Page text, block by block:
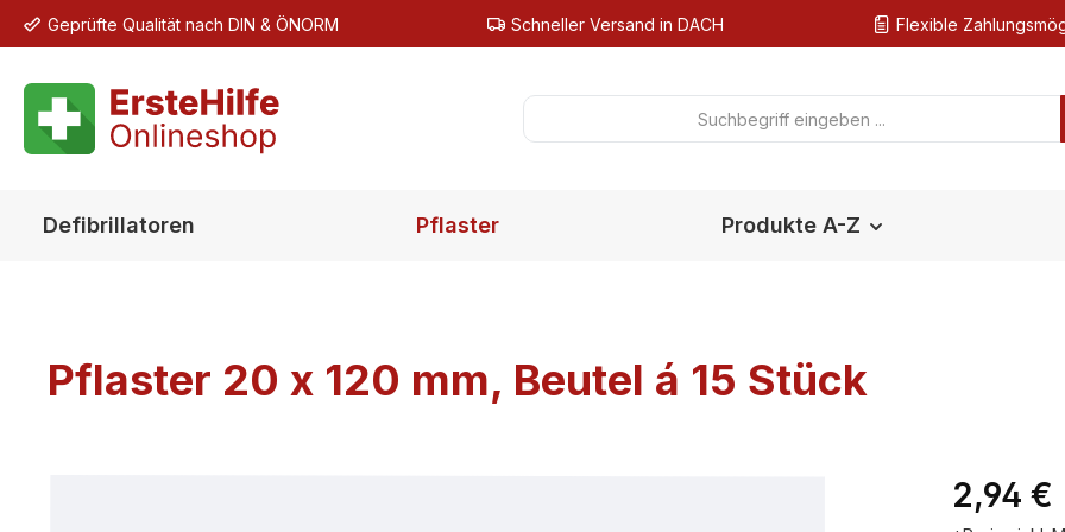
Hauptinhalt springen
Zur Suche springen
Zur Hauptnavigation springen
Geprüfte Qualität nach DIN & ÖNORM Schneller Versand in DACH Flexible
Defibrillatoren Pflaster Produkte A-Z
Pflaster 20 x 120 mm, Beutel á 15 Stück
Regulärer
2,94 €